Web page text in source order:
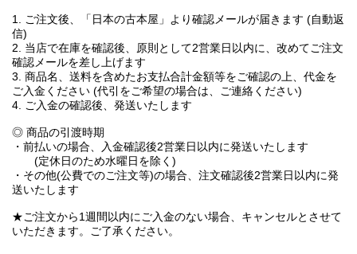
1. ご注文後、「日本の古本屋」より確認メールが届きます (自動返
信)
2. 当店で在庫を確認後、原則として2営業日以内に、改めてご注文
確認メールを差し上げます
3. 商品名、送料を含めたお支払合計金額等をご確認の上、代金を
ご入金ください (代引をご希望の場合は、ご連絡ください)
4. ご入金の確認後、発送いたします
◎ 商品の引渡時期
・前払いの場合、入金確認後2営業日以内に発送いたします
(定休日のため水曜日を除く)
・その他(公費でのご注文等)の場合、注文確認後2営業日以内に発
送いたします
★ご注文から1週間以内にご入金のない場合、キャンセルとさせて
いただきます。ご了承ください。